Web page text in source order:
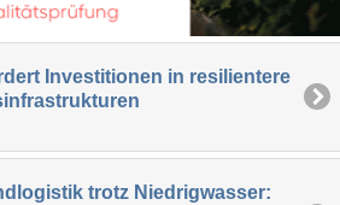
Investitionen in resilientere
trotz Niedrigwasser: